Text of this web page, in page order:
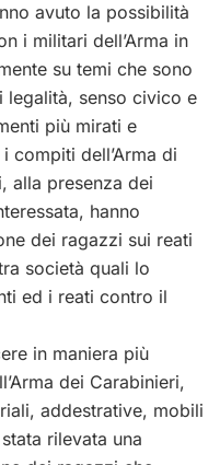
avuto la possibilità
i militari dell’Arma in
su temi che sono
legalità, senso civico e
più mirati e
compiti dell’Arma di
alla presenza dei
hanno
dei ragazzi sui reati
società quali lo
ed i reati contro il
in maniera più
dei Carabinieri,
addestrative, mobili
rilevata una